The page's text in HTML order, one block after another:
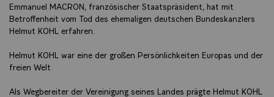
Emmanuel MACRON, französischer Staatspräsident, hat mit
Betroffenheit vom Tod des ehemaligen deutschen Bundeskanzlers
Helmut KOHL erfahren.
Helmut KOHL war eine der großen Persönlichkeiten Europas und der
freien Welt.
Als Wegbereiter der Vereinigung seines Landes prägte Helmut KOHL